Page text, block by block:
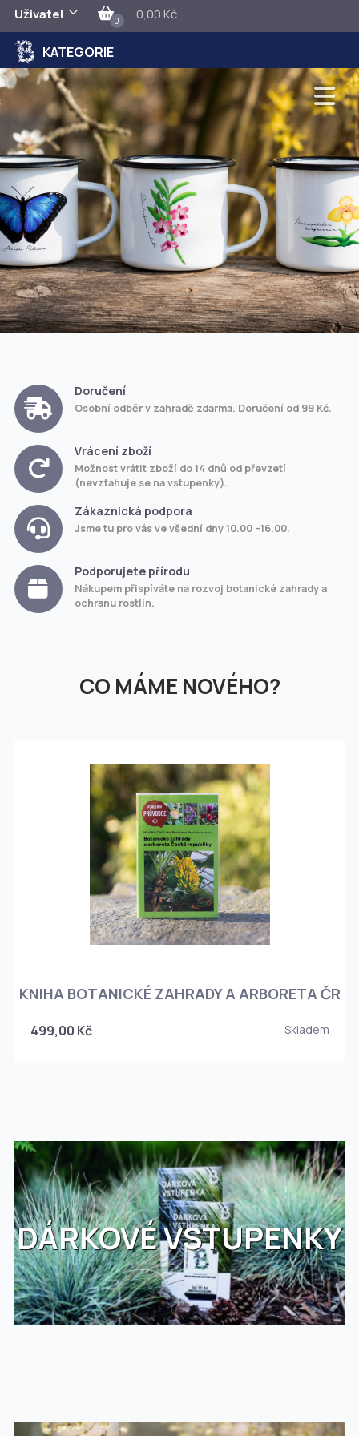
Uživatel 0 0,00 Kč
KATEGORIE
Doručení
Osobní odběr v zahradě zdarma. Doručení od 99 Kč.
Vrácení zboží
Možnost vrátit zboží do 14 dnů od převzetí
(nevztahuje se na vstupenky).
Zákaznická podpora
Jsme tu pro vás ve všední dny 10.00 –16.00.
Podporujete přírodu
Nákupem přispíváte na rozvoj botanické zahrady a
ochranu rostlin.
CO MÁME NOVÉHO?
KNIHA BOTANICKÉ ZAHRADY A ARBORETA ČR
499,00 Kč Skladem
DÁRKOVÉ VSTUPENKY